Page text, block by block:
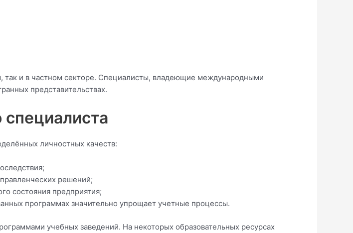
так и в частном секторе. Специалисты, владеющие международными
представительствах.
личностных качеств:
решений;
состояния предприятия;
программах значительно упрощает учетные процессы.
учебных заведений. На некоторых образовательных ресурсах